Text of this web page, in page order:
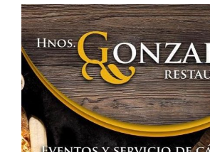
de
100
hectáreas
encharcadas»